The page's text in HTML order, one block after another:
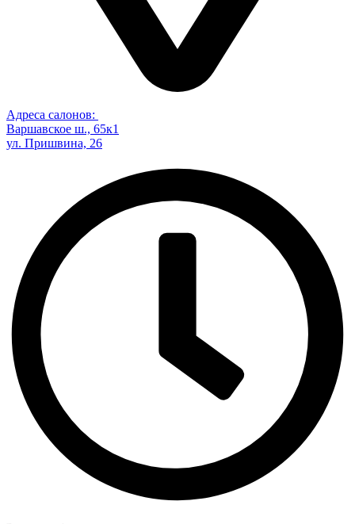
Адреса салонов:
Варшавское ш., 65к1
ул. Пришвина, 26